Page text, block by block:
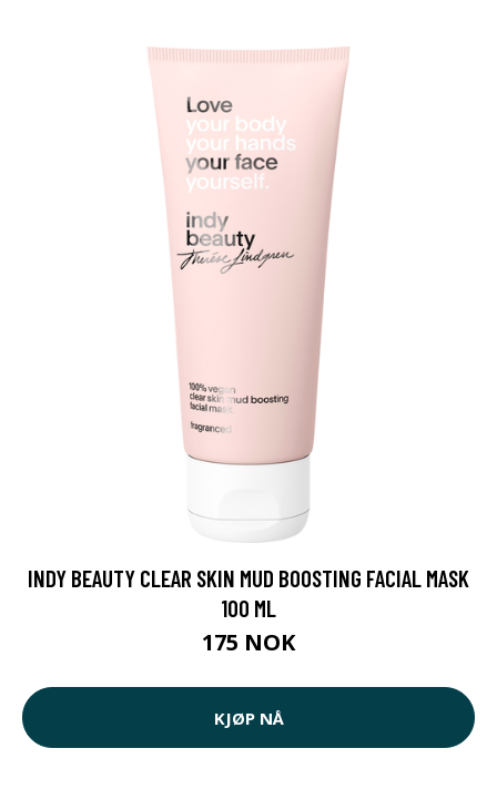
INDY BEAUTY CLEAR SKIN MUD BOOSTING FACIAL MASK
100 ML
175 NOK
KJØP NÅ